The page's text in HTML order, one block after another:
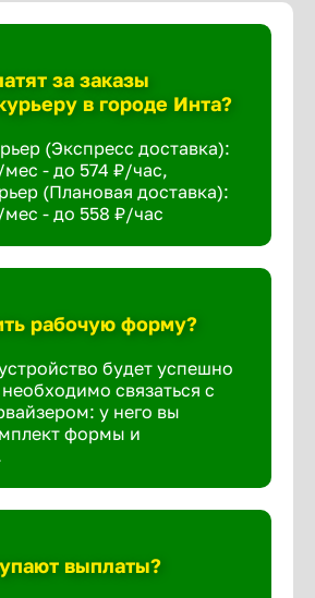
за заказы
в городе Инта?
(Экспресс доставка):
- до 574 ₽/час,
(Плановая доставка):
- до 558 ₽/час
рабочую форму?
будет успешно
связаться с
у него вы
формы и
выплаты?